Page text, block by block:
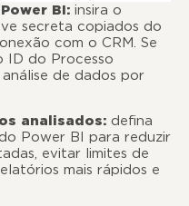
BI: insira o
secreta copiados do
com o CRM. Se
ID do Processo
de dados por
analisados: defina
Power BI para reduzir
evitar limites de
mais rápidos e